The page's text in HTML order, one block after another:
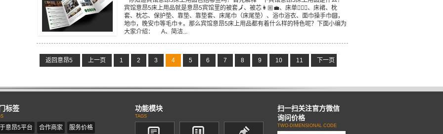
宾馆意昂5床上用品就是意昂5宾馆里的被套🗾、被芯👩🏼‍💼、床单🤽🏽‍♂️、床裙、枕
套、枕芯、保护垫、靠垫、靠垫套、床尾巾（床尾垫）、浴巾浴衣、面巾操手巾🔟，
地巾，晚安巾等毛巾⚜️。那么宾馆意昂5床上用品都有着什么样的特色呢？下面小编为
大家介绍： A、简洁...
返回意昂5 上一页 1 2 3 4 5 6 7 8 9 10 11 下一页
标签
意昂5平台 合作商家 服务价格
功能模块
TAGS
扫一扫关注官方微信
询问价格
TWO-DIMENSIONAL CODE